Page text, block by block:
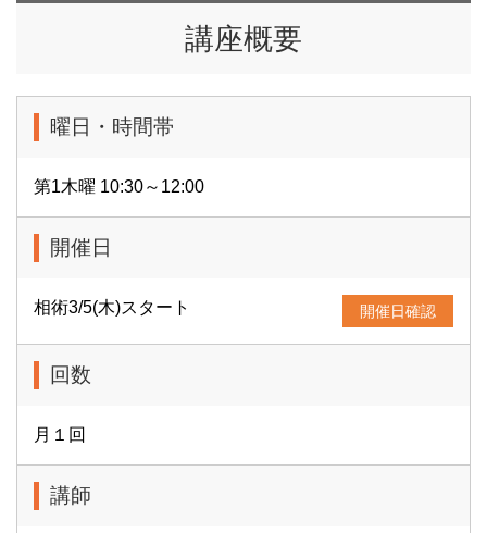
講座概要
曜日・時間帯
第1木曜 10:30～12:00
開催日
相術3/5(木)スタート 開催日確認
回数
月１回
講師